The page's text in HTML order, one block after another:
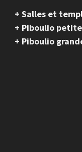
+ Salles et
+ Piboulio
+ Piboulio